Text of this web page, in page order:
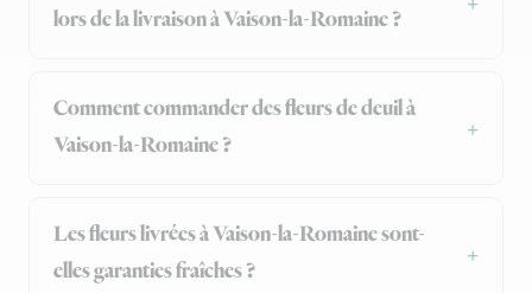
lors de la livraison à Vaison-la-Romaine ?
Comment commander des fleurs de deuil à
Vaison-la-Romaine ?
Les fleurs livrées à Vaison-la-Romaine sont-
elles garanties fraîches ?